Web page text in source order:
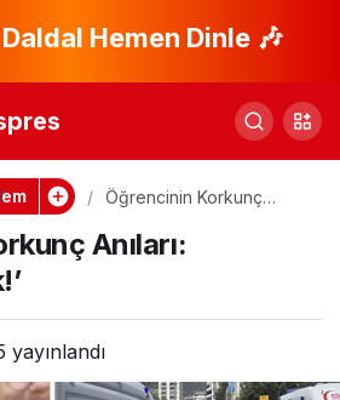
Hemen Dinle 🎶
Öğrencinin Korkunç
Anıları:
yayınlandı
Paylaş